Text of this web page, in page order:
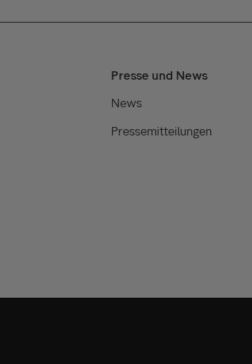
Presse und News
News
Pressemitteilungen